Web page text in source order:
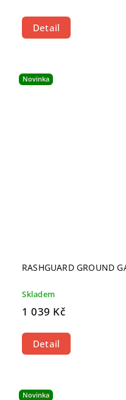
Detail
Novinka
RASHGUARD GROUND
Skladem
1 039 Kč
Detail
Novinka